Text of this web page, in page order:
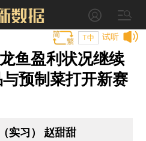
试听
T中
鱼盈利状况继续
预制菜打开新赛
实习） 赵甜甜